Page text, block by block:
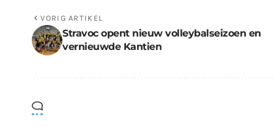
VORIG ARTIKEL
Stravoc opent nieuw volleybalseizoen en
vernieuwde Kantien